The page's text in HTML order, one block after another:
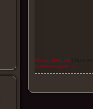
Хизер Диксон
Комментарии (7)